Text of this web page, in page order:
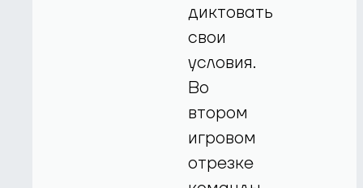
диктовать
свои
условия.
Во
втором
игровом
отрезке